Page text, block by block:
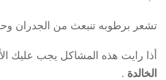
تشعر برطوبه تنبعث من الجدران
أذا رايت هذه المشاكل يجب عليك
الخالدة .